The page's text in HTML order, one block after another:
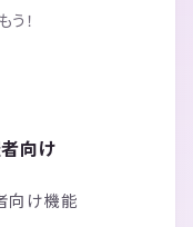
！
向け
向け機能